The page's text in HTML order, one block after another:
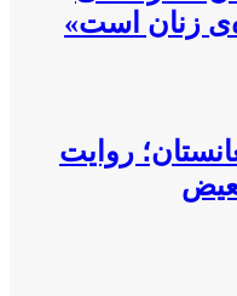
زنان است»
روایت